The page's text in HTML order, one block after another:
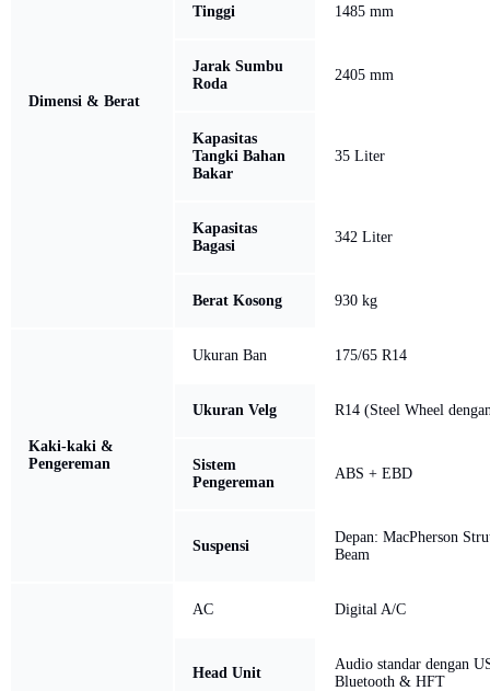
Dimensi & Berat
Tinggi 1485 mm
Jarak Sumbu
Roda
2405 mm
Kapasitas
Tangki Bahan
Bakar
35 Liter
Kapasitas
Bagasi
342 Liter
Berat Kosong 930 kg
Kaki-kaki &
Pengereman
Ukuran Ban 175/65 R14
Ukuran Velg R14 (Steel Wheel
Sistem
Pengereman
ABS + EBD
Suspensi
Depan: MacPherson
Beam
AC Digital A/C
Head Unit
Audio standar dengan
Bluetooth & HFT